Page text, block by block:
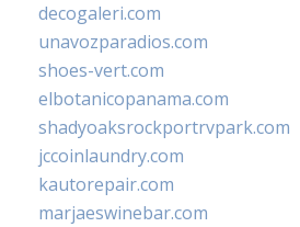
decogaleri.com
unavozparadios.com
shoes-vert.com
elbotanicopanama.com
shadyoaksrockportrvpark.com
jccoinlaundry.com
kautorepair.com
marjaeswinebar.com